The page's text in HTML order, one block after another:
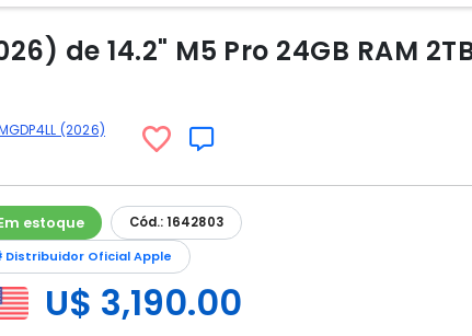
Xiaomi
de 14.2" M5 Pro 24GB RAM
(2026)
estoque
Cód.: 1642803
Distribuidor Oficial Apple
U$ 3,190.00